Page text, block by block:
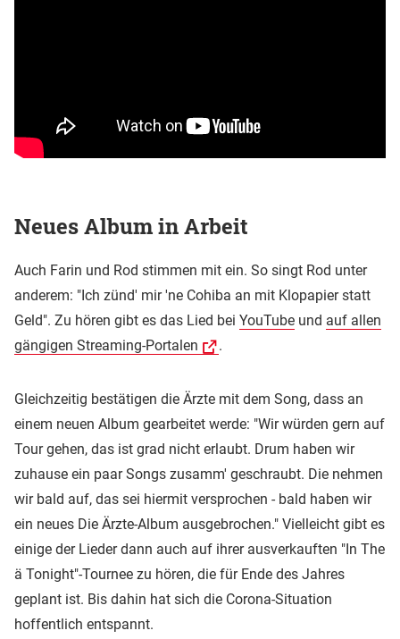
Neues Album in Arbeit
Auch Farin und Rod stimmen mit ein. So singt Rod unter
anderem: "Ich zünd' mir 'ne Cohiba an mit Klopapier statt
Geld". Zu hören gibt es das Lied bei YouTube und auf allen
gängigen Streaming-Portalen
.
Gleichzeitig bestätigen die Ärzte mit dem Song, dass an
einem neuen Album gearbeitet werde: "Wir würden gern auf
Tour gehen, das ist grad nicht erlaubt. Drum haben wir
zuhause ein paar Songs zusamm' geschraubt. Die nehmen
wir bald auf, das sei hiermit versprochen - bald haben wir
ein neues Die Ärzte-Album ausgebrochen." Vielleicht gibt es
einige der Lieder dann auch auf ihrer ausverkauften "In The
ä Tonight"-Tournee zu hören, die für Ende des Jahres
geplant ist. Bis dahin hat sich die Corona-Situation
hoffentlich entspannt.